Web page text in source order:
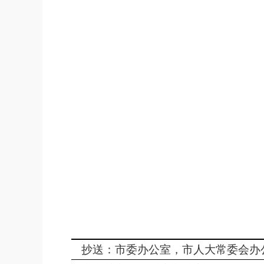
抄送：市委办公室，市人大常委会办